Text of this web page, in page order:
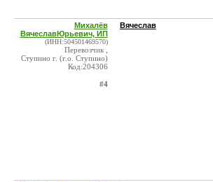
Михалёв
ВячеславЮрьевич, ИП
(ИНН:504501469570)
Перевозчик ,
Ступино г. (г.о. Ступино)
Код:204306
#4
Вячеслав